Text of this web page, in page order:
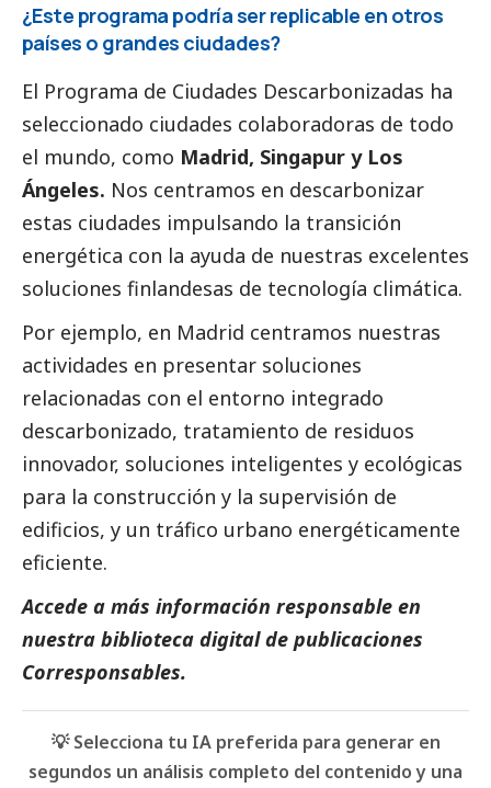
¿Este programa podría ser replicable en otros
países o grandes ciudades?
El Programa de Ciudades Descarbonizadas ha
seleccionado ciudades colaboradoras de todo
el mundo, como Madrid, Singapur y Los
Ángeles. Nos centramos en descarbonizar
estas ciudades impulsando la transición
energética con la ayuda de nuestras excelentes
soluciones finlandesas de tecnología climática.
Por ejemplo, en Madrid centramos nuestras
actividades en presentar soluciones
relacionadas con el entorno integrado
descarbonizado, tratamiento de residuos
innovador, soluciones inteligentes y ecológicas
para la construcción y la supervisión de
edificios, y un tráfico urbano energéticamente
eficiente.
Accede a más información responsable en
nuestra biblioteca digital de publicaciones
Corresponsables.
💡 Selecciona tu IA preferida para generar en
segundos un análisis completo del contenido y una